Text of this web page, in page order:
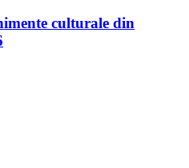
culturale din